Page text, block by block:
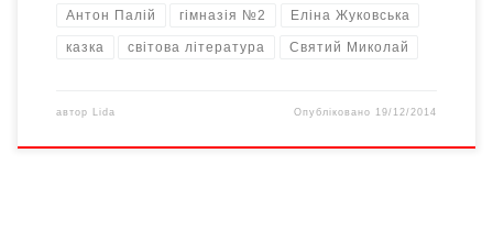
Антон Палій гімназія №2 Еліна Жуковська
казка світова література Святий Миколай
автор Lida Опубліковано 19/12/2014